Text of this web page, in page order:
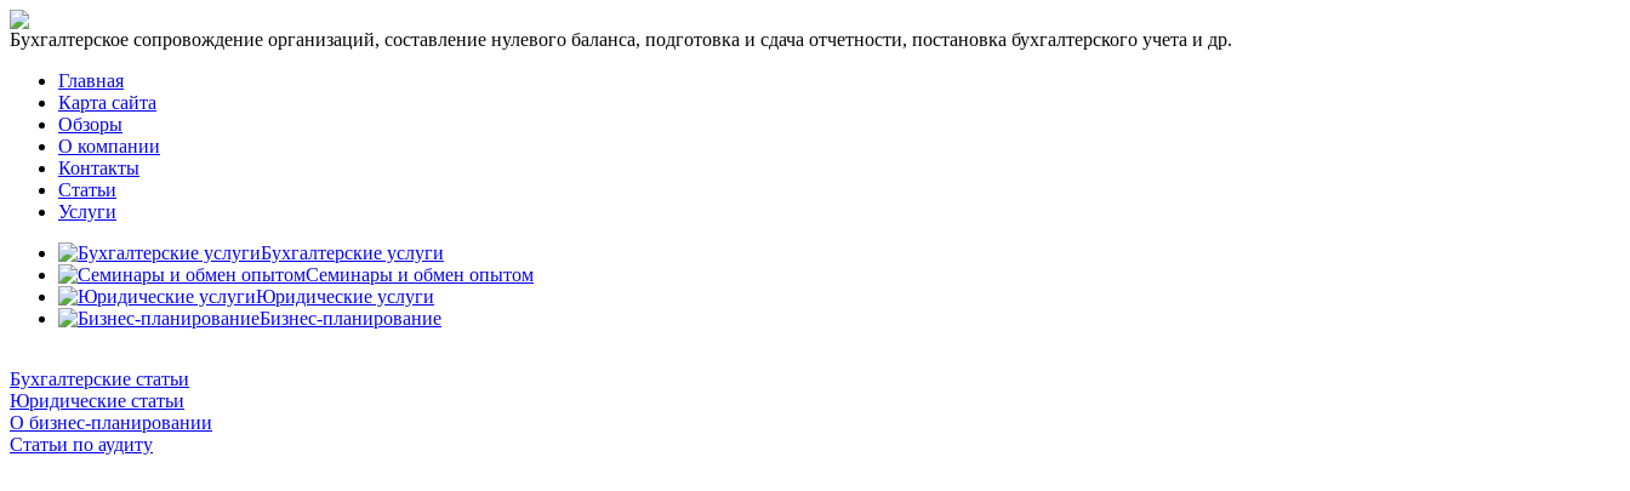
Бухгалтерское сопровождение организаций, составление нулевого баланса, подготовка и сдача отчетности, постановка бухгалтерского учета и др.
Главная
Карта сайта
Обзоры
О компании
Контакты
Статьи
Услуги
Бухгалтерские услуги
Семинары и обмен опытом
Юридические услуги
Бизнес-планирование
Бухгалтерские статьи
Юридические статьи
О бизнес-планировании
Статьи по аудиту